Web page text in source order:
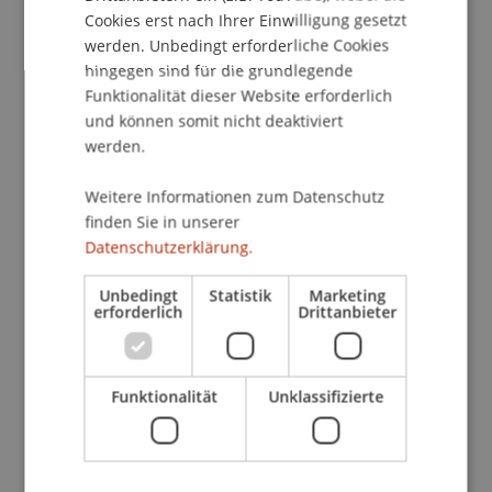
Beitrag in Sammelband (4)
Beitrag in Konferenztagungsband (4)
Konferenz (60)
Fallstudie (6)
Forschungsprojekte
Cookies erst nach Ihrer Einwilligung gesetzt
werden. Unbedingt erforderliche Cookies
hingegen sind für die grundlegende
Funktionalität dieser Website erforderlich
und können somit nicht deaktiviert
werden.
Weitere Informationen zum Datenschutz
finden Sie in unserer
Datenschutzerklärung.
Unbedingt
erforderlich
Statistik Marketing
Drittanbieter
Funktionalität Unklassifizierte